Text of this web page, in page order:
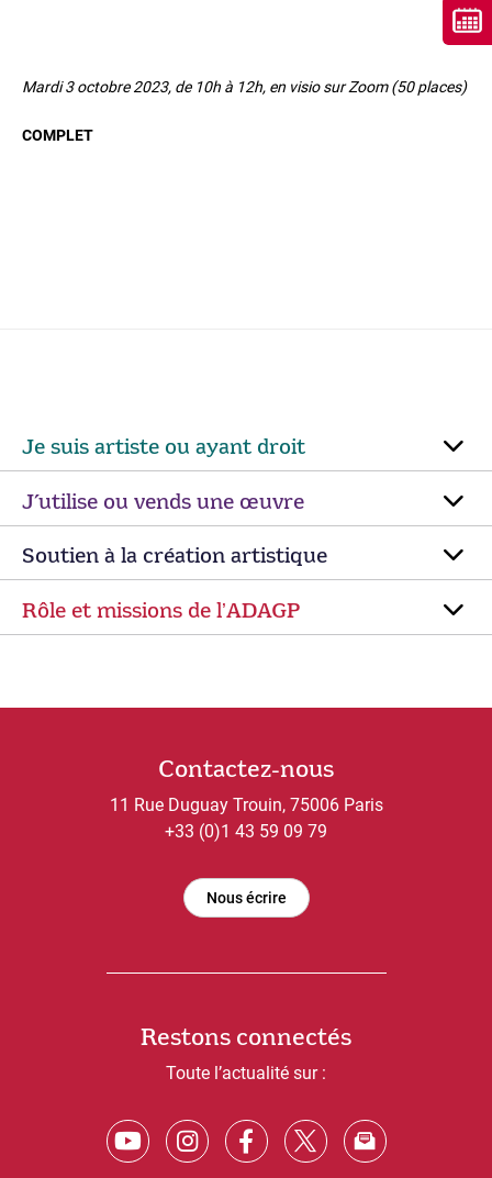
Mardi 3 octobre 2023, de 10h à 12h, en visio sur Zoom (50 places)
COMPLET
Je suis artiste ou ayant droit
J’utilise ou vends une œuvre
Soutien à la création artistique
Rôle et missions de lʼADAGP
Contactez-nous
11 Rue Duguay Trouin, 75006 Paris
+33 (0)1 43 59 09 79
Nous écrire
Restons connectés
Toute l’actualité sur :